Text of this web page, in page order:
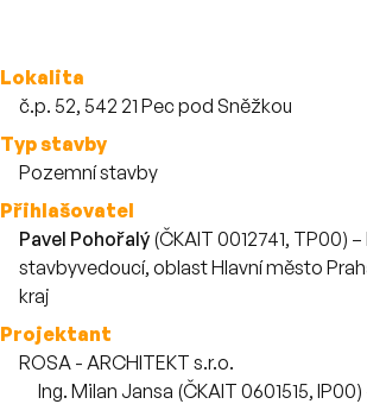
Více o stavbě
Lokalita
č.p. 52, 542 21 Pec pod Sněžkou
Typ stavby
Pozemní stavby
Přihlašovatel
Pavel Pohořalý (ČKAIT 0012741, TP00)
stavbyvedoucí, oblast Hlavní město
kraj
Projektant
ROSA - ARCHITEKT s.r.o.
Zaměstnanci
Ing. Milan Jansa (ČKAIT 0601515,